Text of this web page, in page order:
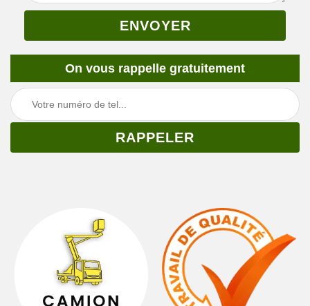
On vous rappelle gratuitement